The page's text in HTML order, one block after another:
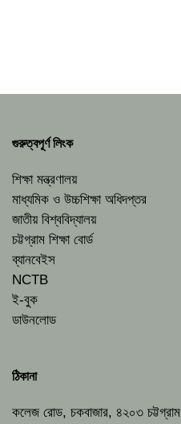
গুরুত্বপূর্ণ লিংক
শিক্ষা মন্ত্রণালয়
মাধ্যমিক ও উচ্চশিক্ষা অধিদপ্তর
জাতীয় বিশ্ববিদ্যালয়
চট্টগ্রাম শিক্ষা বোর্ড
ব্যানবেইস
NCTB
ই-বুক
ডাউনলোড
ঠিকানা
কলেজ রোড, চকবাজার, ৪২০৩ চট্টগ্রাম